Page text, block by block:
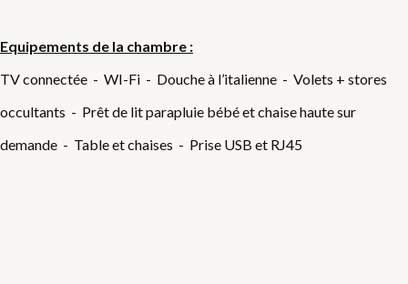
Equipements de la chambre :
TV connectée - WI-Fi - Douche à l’italienne - Volets + stores
occultants - Prêt de lit parapluie bébé et chaise haute sur
demande - Table et chaises - Prise USB et RJ45